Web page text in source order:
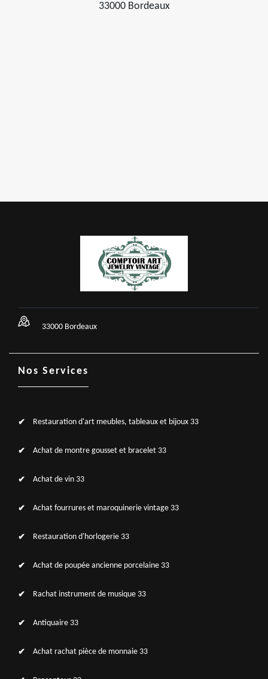
33000 Bordeaux
33000 Bordeaux
Nos Services
Restauration d'art meubles, tableaux et bijoux 33
Achat de montre gousset et bracelet 33
Achat de vin 33
Achat fourrures et maroquinerie vintage 33
Restauration d'horlogerie 33
Achat de poupée ancienne porcelaine 33
Rachat instrument de musique 33
Antiquaire 33
Achat rachat pièce de monnaie 33